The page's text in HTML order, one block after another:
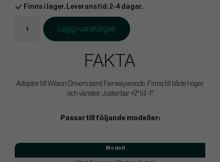
Finns i lager. Leveranstid: 2-4 dagar.
Lägg i varukorgen
FAKTA
Adapter till Wilson Drivers samt Fairwaywoods. Finns till både höger
och vänster. Justerbar +2° till -1°
Passar till följande modeller:
Modell